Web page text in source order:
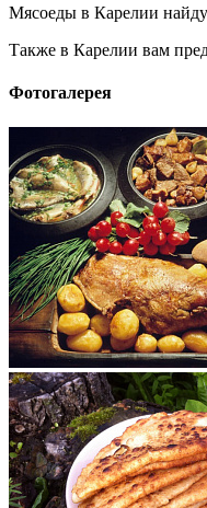
Мясоеды в Карелии
Также в Карелии вам
Фотогалерея